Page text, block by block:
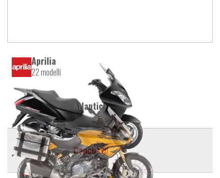
Aprilia
22 modelli
Atlantic
Caponord